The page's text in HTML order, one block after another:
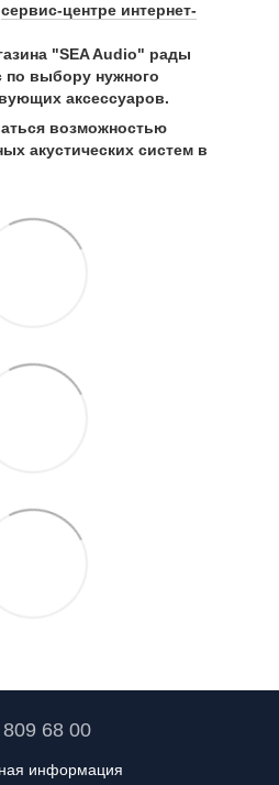
сервис-центре интернет-
"SEA Audio" рады
по выбору нужного
аксессуаров.
возможностью
акустических систем в
68 00
информация